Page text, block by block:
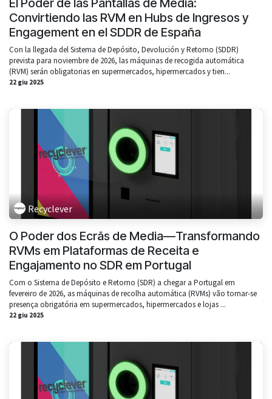
El Poder de las Pantallas de Media:
Convirtiendo las RVM en Hubs de Ingresos y
Engagement en el SDDR de España
Con la llegada del Sistema de Depósito, Devolución y Retorno (SDDR)
prevista para noviembre de 2026, las máquinas de recogida automática
(RVM) serán obligatorias en supermercados, hipermercados y tien...
22 giu 2025
Recyclever
O Poder dos Ecrãs de Media—Transformando
RVMs em Plataformas de Receita e
Engajamento no SDR em Portugal
Com o Sistema de Depósito e Retorno (SDR) a chegar a Portugal em
fevereiro de 2026, as máquinas de recolha automática (RVMs) vão tornar-se
presença obrigatória em supermercados, hipermercados e lojas ...
22 giu 2025